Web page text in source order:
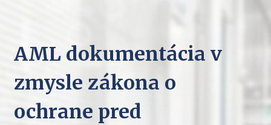
AML dokumentácia v
zmysle zákona o
ochrane pred